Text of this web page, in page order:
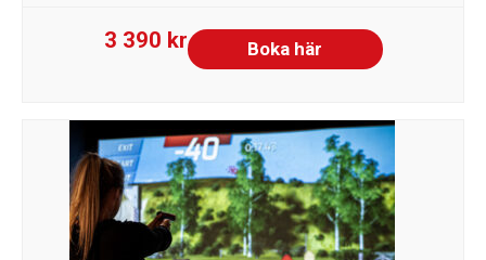
3 390 kr Boka här